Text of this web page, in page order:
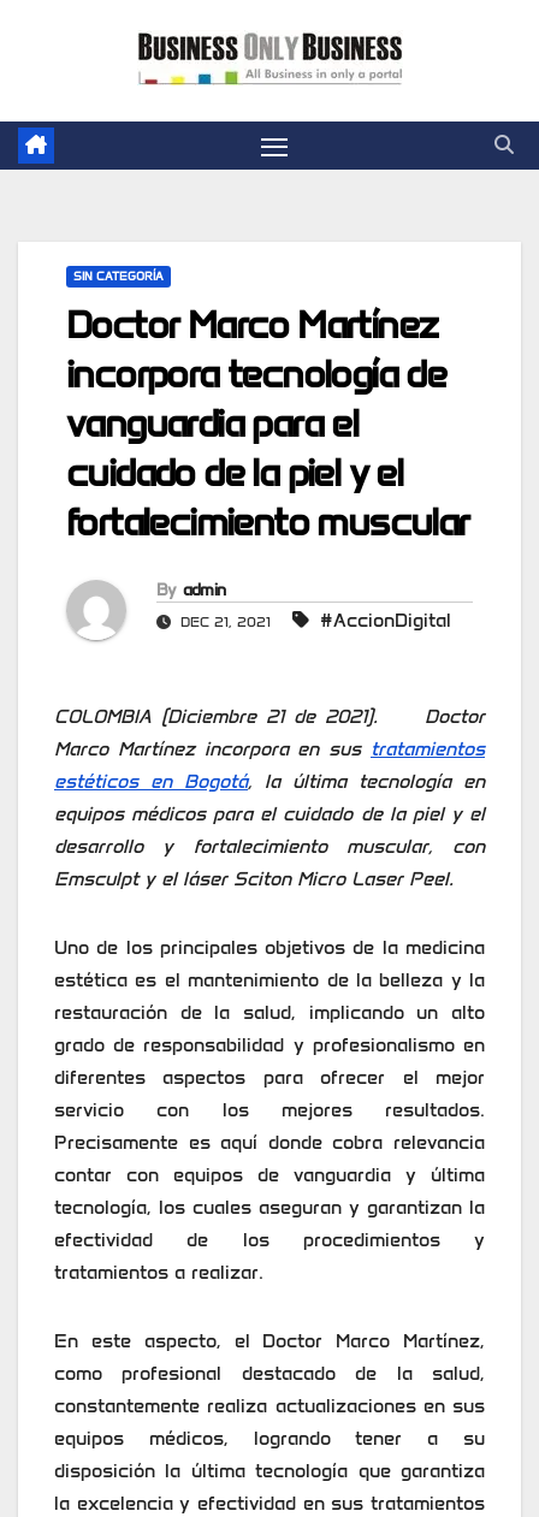
SIN CATEGORÍA
Doctor Marco Martínez
incorpora tecnología de
vanguardia para el
cuidado de la piel y el
fortalecimiento muscular
By admin
DEC 21, 2021 #AccionDigital
COLOMBIA (Diciembre 21 de 2021). Doctor
Marco Martínez incorpora en sus tratamientos
estéticos en Bogotá, la última tecnología en
equipos médicos para el cuidado de la piel y el
desarrollo y fortalecimiento muscular, con
Emsculpt y el láser Sciton Micro Laser Peel.
Uno de los principales objetivos de la medicina
estética es el mantenimiento de la belleza y la
restauración de la salud, implicando un alto
grado de responsabilidad y profesionalismo en
diferentes aspectos para ofrecer el mejor
servicio con los mejores resultados.
Precisamente es aquí donde cobra relevancia
contar con equipos de vanguardia y última
tecnología, los cuales aseguran y garantizan la
efectividad de los procedimientos y
tratamientos a realizar.
En este aspecto, el Doctor Marco Martínez,
como profesional destacado de la salud,
constantemente realiza actualizaciones en sus
equipos médicos, logrando tener a su
disposición la última tecnología que garantiza
la excelencia y efectividad en sus tratamientos